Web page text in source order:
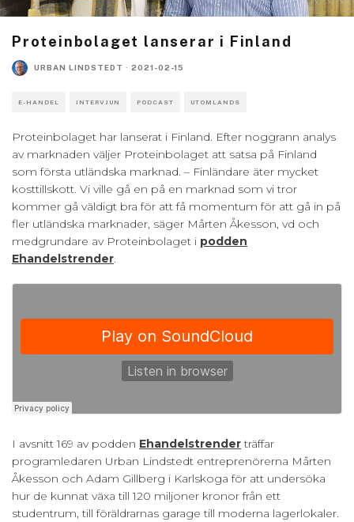
Proteinbolaget lanserar i Finland
URBAN LINDSTEDT · 2021-02-15
E-HANDEL INTERVJUN PODCAST UTOMLANDS
Proteinbolaget har lanserat i Finland. Efter noggrann analys
av marknaden väljer Proteinbolaget att satsa på Finland
som första utländska marknad. – Finländare äter mycket
kosttillskott. Vi ville gå en på en marknad som vi tror
kommer gå väldigt bra för att få momentum för att gå in på
fler utländska marknader, säger Mårten Åkesson, vd och
medgrundare av Proteinbolaget i podden
Ehandelstrender.
I avsnitt 169 av podden Ehandelstrenderträffar
programledaren Urban Lindstedt entreprenörerna Mårten
Åkesson och Adam Gillberg i Karlskoga för att undersöka
hur de kunnat växa till 120 miljoner kronor från ett
studentrum, till föräldrarnas garage till moderna lagerlokaler.